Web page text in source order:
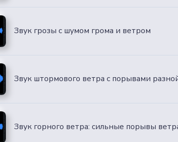
Звук грозы с шумом грома и ветром
Звук штормового ветра с порывами
Звук горного ветра: сильные порывы